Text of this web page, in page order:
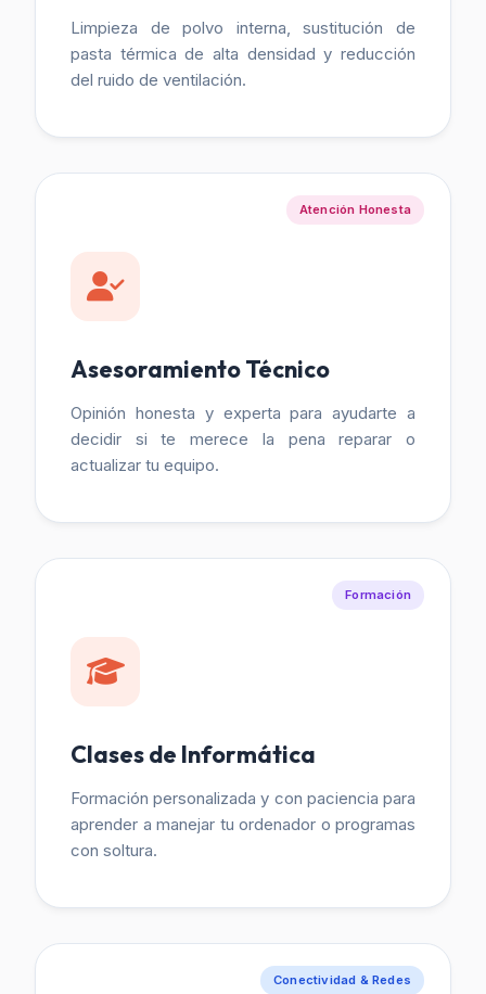
Limpieza de polvo interna, sustitución de
pasta térmica de alta densidad y reducción
del ruido de ventilación.
Atención Honesta
Asesoramiento Técnico
Opinión honesta y experta para ayudarte a
decidir si te merece la pena reparar o
actualizar tu equipo.
Formación
Clases de Informática
Formación personalizada y con paciencia para
aprender a manejar tu ordenador o programas
con soltura.
Conectividad & Redes